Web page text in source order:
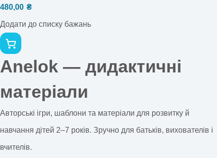
480,00 ₴
Додати до списку бажань
Anelok — дидактичні
матеріали
Авторські ігри, шаблони та матеріали для розвитку й
навчання дітей 2–7 років. Зручно для батьків, вихователів і
вчителів.